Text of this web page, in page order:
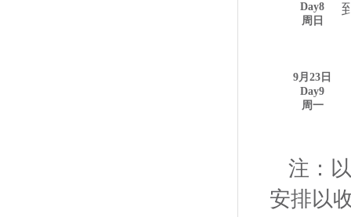
Day8
周 日
9月23日
Day9
周一
注：
安排以